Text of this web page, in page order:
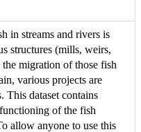
in streams and rivers is
structures (mills, weirs,
migration of those fish
various projects are
This dataset contains
of the fish
allow anyone to use this